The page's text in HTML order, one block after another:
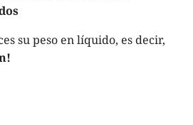
su peso en líquido, es decir,